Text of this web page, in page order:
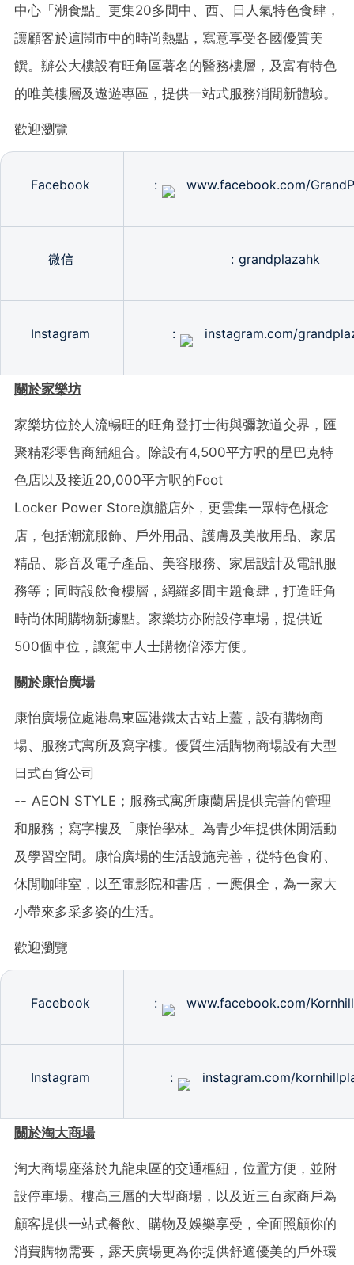
中心「潮食點」更集20多間中、西、日人氣特色食肆，
讓顧客於這鬧市中的時尚熱點，寫意享受各國優質美
饌。辦公大樓設有旺角區著名的醫務樓層，及富有特色
的唯美樓層及遨遊專區，提供一站式服務消閒新體驗。
歡迎瀏覽
Facebook : www.facebook.com/
微信 : grandplazahk
Instagram : instagram.com/
關於家樂坊
家樂坊位於人流暢旺的旺角登打士街與彌敦道交界，匯
聚精彩零售商舖組合。除設有4,500平方呎的星巴克特
色店以及接近20,000平方呎的Foot
Locker Power Store旗艦店外，更雲集一眾特色概念
店，包括潮流服飾、戶外用品、護膚及美妝用品、家居
精品、影音及電子產品、美容服務、家居設計及電訊服
務等；同時設飲食樓層，網羅多間主題食肆，打造旺角
時尚休閒購物新據點。家樂坊亦附設停車場，提供近
500個車位，讓駕車人士購物倍添方便。
關於康怡廣場
康怡廣場位處港島東區港鐵太古站上蓋，設有購物商
場、服務式寓所及寫字樓。優質生活購物商場設有大型
日式百貨公司
-- AEON STYLE ；服務式寓所康蘭居提供完善的管理
和服務；寫字樓及「康怡學林」為青少年提供休閒活動
及學習空間。康怡廣場的生活設施完善，從特色食府、
休閒咖啡室，以至電影院和書店，一應俱全，為一家大
小帶來多采多姿的生活。
歡迎瀏覽
Facebook : www.facebook.com/
Instagram : instagram.com/
關於淘大商場
淘大商場座落於九龍東區的交通樞紐，位置方便，並附
設停車場。樓高三層的大型商場，以及近三百家商戶為
顧客提供一站式餐飲、購物及娛樂享受，全面照顧你的
消費購物需要，露天廣場更為你提供舒適優美的戶外環